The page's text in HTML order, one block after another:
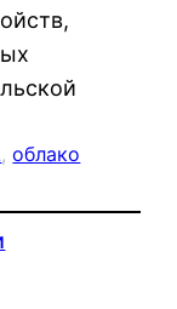
, облако